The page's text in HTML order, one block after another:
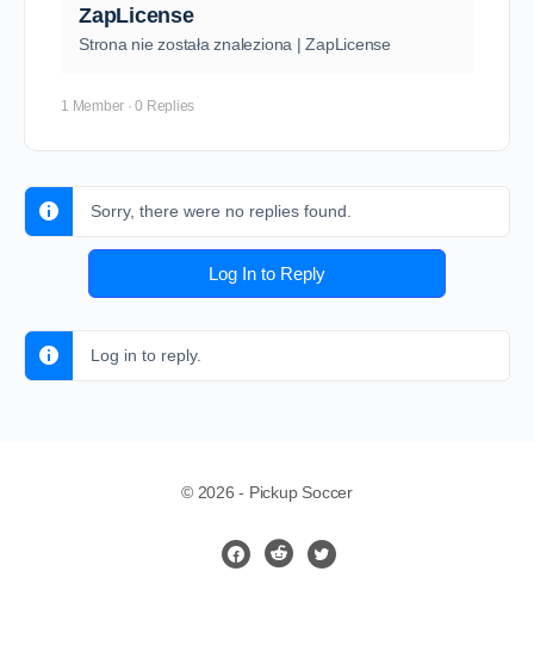
ZapLicense
Strona nie została znaleziona | ZapLicense
1 Member · 0 Replies
Sorry, there were no replies found.
Log In to Reply
Log in to reply.
© 2026 - Pickup Soccer